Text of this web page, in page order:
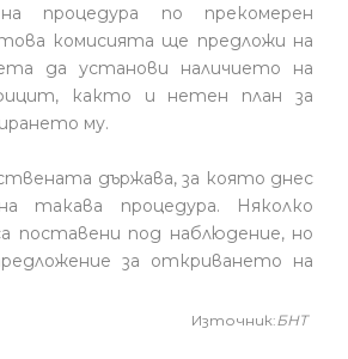
процедура по прекомерен
комисията ще предложи на
да установи наличието на
както и нетен план за
му.
държава, за която днес
такава процедура. Няколко
поставени под наблюдение, но
за откриването на
Източник:БНТ